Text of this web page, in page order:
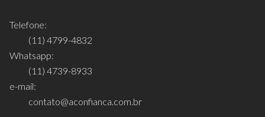
Telefone:
(11) 4799-4832
Whatsapp:
(11) 4739-8933
e-mail:
contato@aconfianca.com.br